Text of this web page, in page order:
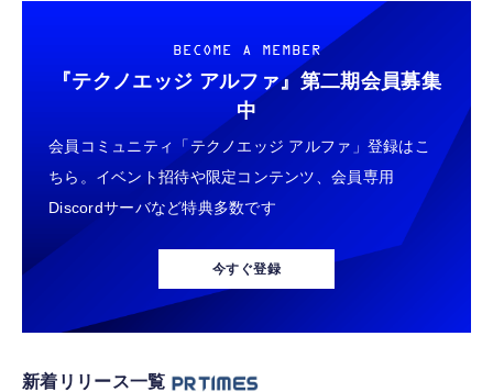
BECOME A MEMBER
『テクノエッジ アルファ』 第二期会員募集
中
会員コミュニティ「テクノエッジ アルファ」登録はこ
ちら。イベント招待や限定コンテンツ、会員専用
Discordサーバなど特典多数です
今すぐ登録
新着リリース一覧